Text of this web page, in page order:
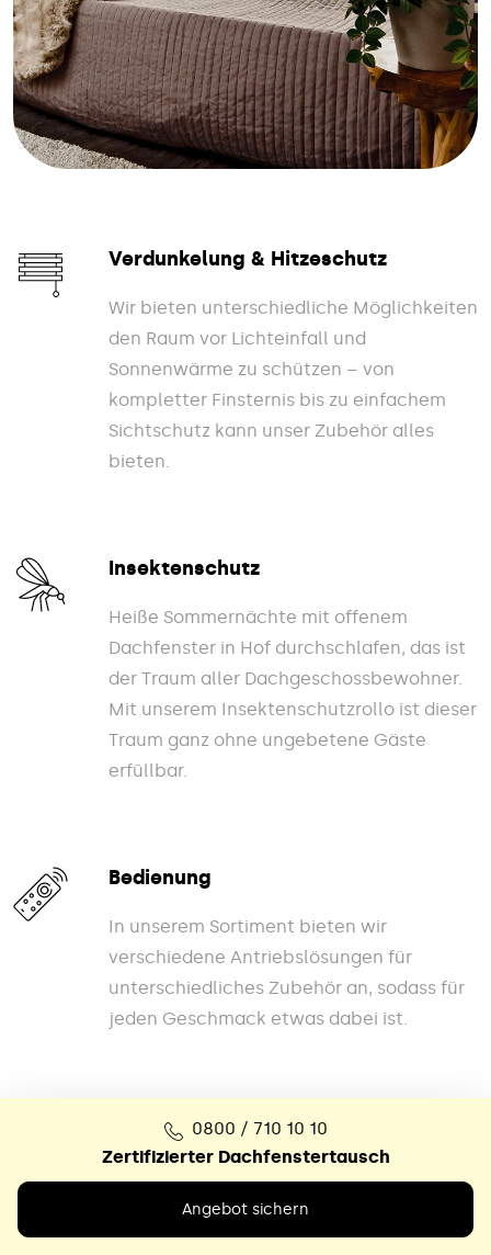
Verdunkelung & Hitzeschutz
Wir bieten unterschiedliche Möglichkeiten
den Raum vor Lichteinfall und
Sonnenwärme zu schützen – von
kompletter Finsternis bis zu einfachem
Sichtschutz kann unser Zubehör alles
bieten.
Insektenschutz
Heiße Sommernächte mit offenem
Dachfenster in Hof durchschlafen, das ist
der Traum aller Dachgeschossbewohner.
Mit unserem Insektenschutzrollo ist dieser
Traum ganz ohne ungebetene Gäste
erfüllbar.
Bedienung
In unserem Sortiment bieten wir
verschiedene Antriebslösungen für
unterschiedliches Zubehör an, sodass für
jeden Geschmack etwas dabei ist.
0800 / 710 10 10
Zertifizierter Dachfenstertausch
Angebot sichern